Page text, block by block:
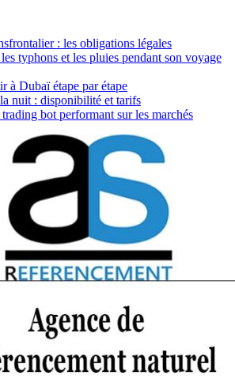
: les obligations légales
typhons et les pluies pendant son voyage
à Dubaï étape par étape
nuit : disponibilité et tarifs
trading bot performant sur les marchés